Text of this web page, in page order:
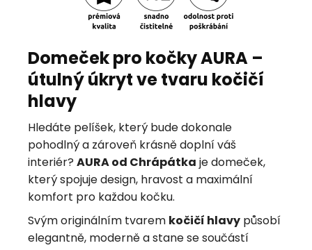
Domeček pro kočky AURA –
útulný úkryt ve tvaru kočičí
hlavy
Hledáte pelíšek, který bude dokonale
pohodlný a zároveň krásně doplní váš
interiér? AURA od Chrápátka je domeček,
který spojuje design, hravost a maximální
komfort pro každou kočku.
Svým originálním tvarem kočičí hlavy působí
elegantně, moderně a stane se součástí